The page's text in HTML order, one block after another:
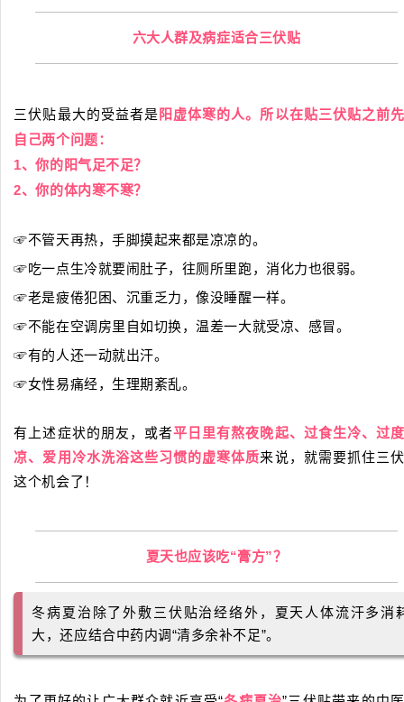
六大人群及病症适合三伏贴
三伏贴最大的受益者是 阳虚体寒的人。 所以在贴三伏贴之前
自己两个问题：
1、你的阳气足不足？
2、你的体内寒不寒？
☞不管天再热，手脚摸起来都是凉凉的。
☞吃一点生冷就要闹肚子，往厕所里跑，消化力也很弱。
☞老是疲倦犯困、沉重乏力，像没睡醒一样。
☞不能在空调房里自如切换，温差一大就受凉、感冒。
☞有的人还一动就出汗。
☞女性易痛经，生理期紊乱。
有上述症状的朋友，或者平日里有熬夜晚起、过食生冷、过
凉、爱用冷水洗浴这些习惯的虚寒体质来说，就需要抓住三
这个机会了！
夏天也应该吃“膏方”？
冬病夏治除了外敷三伏贴治经络外，夏天人体流汗多消
大，还应结合中药内调“清多余补不足”。